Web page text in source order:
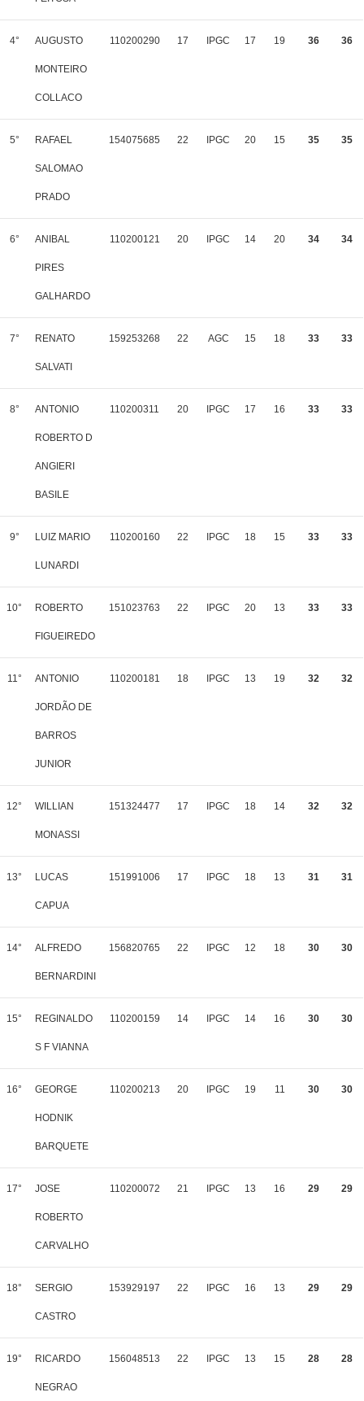
4° AUGUSTO
MONTEIRO
COLLACO
110200290 17 IPGC 17 19 36 36
5° RAFAEL
SALOMAO
PRADO
154075685 22 IPGC 20 15 35 35
6° ANIBAL
PIRES
GALHARDO
110200121 20 IPGC 14 20 34 34
7° RENATO
SALVATI
159253268 22 AGC 15 18 33 33
8° ANTONIO
ROBERTO D
ANGIERI
BASILE
110200311 20 IPGC 17 16 33 33
9° LUIZ MARIO
LUNARDI
110200160 22 IPGC 18 15 33 33
10° ROBERTO
FIGUEIREDO
151023763 22 IPGC 20 13 33 33
11° ANTONIO
JORDÃO DE
BARROS
JUNIOR
110200181 18 IPGC 13 19 32 32
12° WILLIAN
MONASSI
151324477 17 IPGC 18 14 32 32
13° LUCAS
CAPUA
151991006 17 IPGC 18 13 31 31
14° ALFREDO
BERNARDINI
156820765 22 IPGC 12 18 30 30
15° REGINALDO
S F VIANNA
110200159 14 IPGC 14 16 30 30
16° GEORGE
HODNIK
BARQUETE
110200213 20 IPGC 19 11 30 30
17° JOSE
ROBERTO
CARVALHO
110200072 21 IPGC 13 16 29 29
18° SERGIO
CASTRO
153929197 22 IPGC 16 13 29 29
19° RICARDO
NEGRAO
156048513 22 IPGC 13 15 28 28